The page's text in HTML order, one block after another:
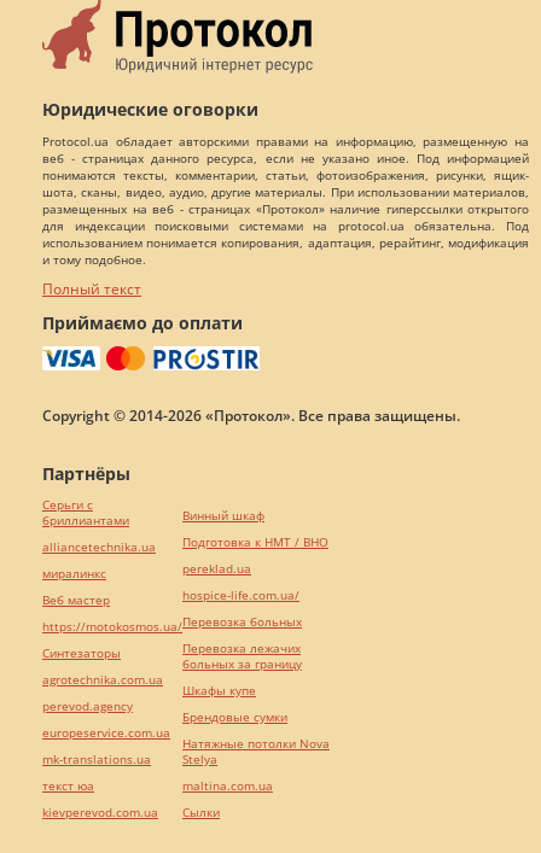
Юридические оговорки
Protocol.ua обладает авторскими правами на информацию, размещенную на
веб - страницах данного ресурса, если не указано иное. Под информацией
понимаются тексты, комментарии, статьи, фотоизображения, рисунки, ящик-
шота, сканы, видео, аудио, другие материалы. При использовании материалов,
размещенных на веб - страницах «Протокол» наличие гиперссылки открытого
для индексации поисковыми системами на protocol.ua обязательна. Под
использованием понимается копирования, адаптация, рерайтинг, модификация
и тому подобное.
Полный текст
Приймаємо до оплати
Copyright © 2014-2026 «Протокол». Все права защищены.
Партнёры
Серьги с
бриллиантами
alliancetechnika.ua
миралинкс
Веб мастер
https://motokosmos.ua/
Синтезаторы
agrotechnika.com.ua
perevod.agency
europeservice.com.ua
mk-translations.ua
текст юа
kievperevod.com.ua
Винный шкаф
Подготовка к НМТ / ВНО
pereklad.ua
hospice-life.com.ua/
Перевозка больных
Перевозка лежачих
больных за границу
Шкафы купе
Брендовые сумки
Натяжные потолки Nova
Stelya
maltina.com.ua
Cылки